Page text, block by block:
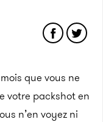
que vous ne
votre packshot en
n’en voyez ni